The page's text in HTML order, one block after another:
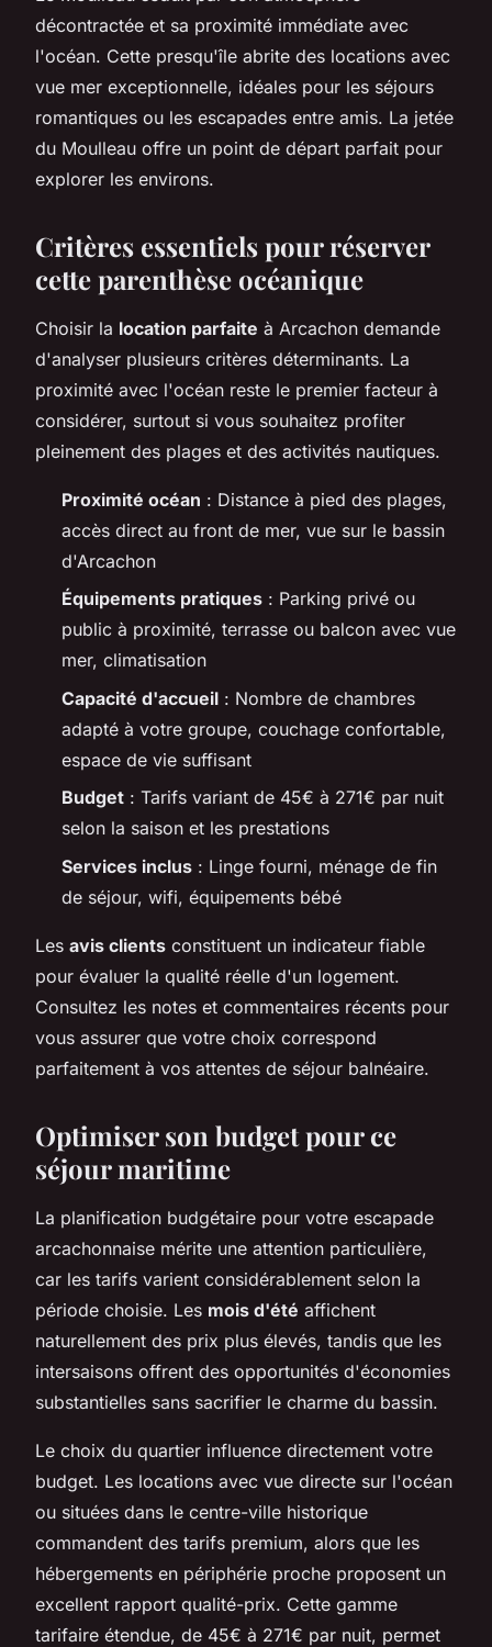
décontractée et sa proximité immédiate avec
l'océan. Cette presqu'île abrite des locations avec
vue mer exceptionnelle, idéales pour les séjours
romantiques ou les escapades entre amis. La jetée
du Moulleau offre un point de départ parfait pour
explorer les environs.
Critères essentiels pour réserver
cette parenthèse océanique
Choisir la location parfaite à Arcachon demande
d'analyser plusieurs critères déterminants. La
proximité avec l'océan reste le premier facteur à
considérer, surtout si vous souhaitez profiter
pleinement des plages et des activités nautiques.
Proximité océan : Distance à pied des plages,
accès direct au front de mer, vue sur le bassin
d'Arcachon
Équipements pratiques : Parking privé ou
public à proximité, terrasse ou balcon avec vue
mer, climatisation
Capacité d'accueil : Nombre de chambres
adapté à votre groupe, couchage confortable,
espace de vie suffisant
Budget : Tarifs variant de 45€ à 271€ par nuit
selon la saison et les prestations
Services inclus : Linge fourni, ménage de fin
de séjour, wifi, équipements bébé
Les avis clients constituent un indicateur fiable
pour évaluer la qualité réelle d'un logement.
Consultez les notes et commentaires récents pour
vous assurer que votre choix correspond
parfaitement à vos attentes de séjour balnéaire.
Optimiser son budget pour ce
séjour maritime
La planification budgétaire pour votre escapade
arcachonnaise mérite une attention particulière,
car les tarifs varient considérablement selon la
période choisie. Les mois d'été affichent
naturellement des prix plus élevés, tandis que les
intersaisons offrent des opportunités d'économies
substantielles sans sacrifier le charme du bassin.
Le choix du quartier influence directement votre
budget. Les locations avec vue directe sur l'océan
ou situées dans le centre-ville historique
commandent des tarifs premium, alors que les
hébergements en périphérie proche proposent un
excellent rapport qualité-prix. Cette gamme
tarifaire étendue, de 45€ à 271€ par nuit, permet